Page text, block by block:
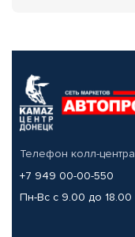
Телефон колл-центра
+7 949 00-00-550
Пн-Вс с 9.00 до 18.00